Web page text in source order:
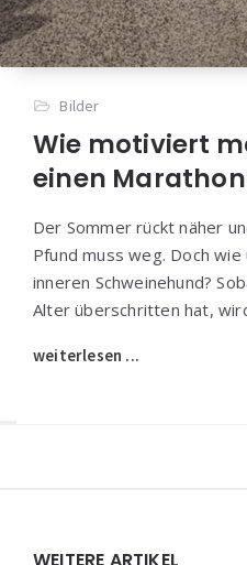
Bilder
Wie motiviert
einen
Der Sommer rückt näher
Pfund muss weg. Doch
inneren Schweinehund?
Alter überschritten hat,
weiterlesen ...
WEITERE ARTIKEL